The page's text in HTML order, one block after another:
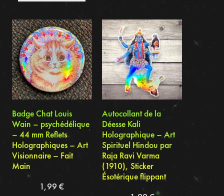
Badge Chat Louis
Wain – psychédélique
– 44 mm Reflets
Holographiques – Art
Visionnaire – Fait
Main
1,99€
Autocollant de la
Déesse Kali
Holographique – Art
Spirituel Hindou par
Raja Ravi Varma
(1910), Sticker
Ésotérique flippant